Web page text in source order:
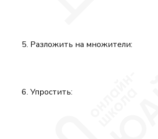
Разложить на множители:
Упростить: